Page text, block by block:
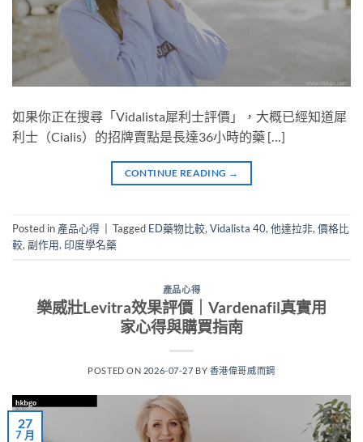
如果你正在搜尋「Vidalista犀利士評價」，大概已經知道犀
利士（Cialis）的招牌賣點是長達36小時的藥 […]
CONTINUE READING →
Posted in 產品心得 Tagged ED藥物比較, Vidalista 40, 他達拉非, 價格比
較, 副作用, 印度學名藥
產品心得
樂威壯Levitra效果評價｜Vardenafil真實用
家心得與購買指南
POSTED ON 2026-07-27 BY 香港偉哥威而鋼
27
7 月